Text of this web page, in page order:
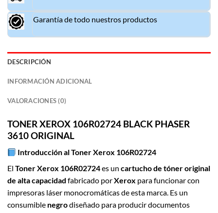
Garantía de todo nuestros productos
DESCRIPCIÓN
INFORMACIÓN ADICIONAL
VALORACIONES (0)
TONER XEROX 106R02724 BLACK PHASER
3610 ORIGINAL
Introducción alToner Xerox 106R02724
El Toner Xerox 106R02724es un cartucho de tóner original
de alta capacidad fabricado porXerox para funcionar con
impresoras láser monocromáticas de esta marca. Es un
consumible negrodiseñado para producir documentos